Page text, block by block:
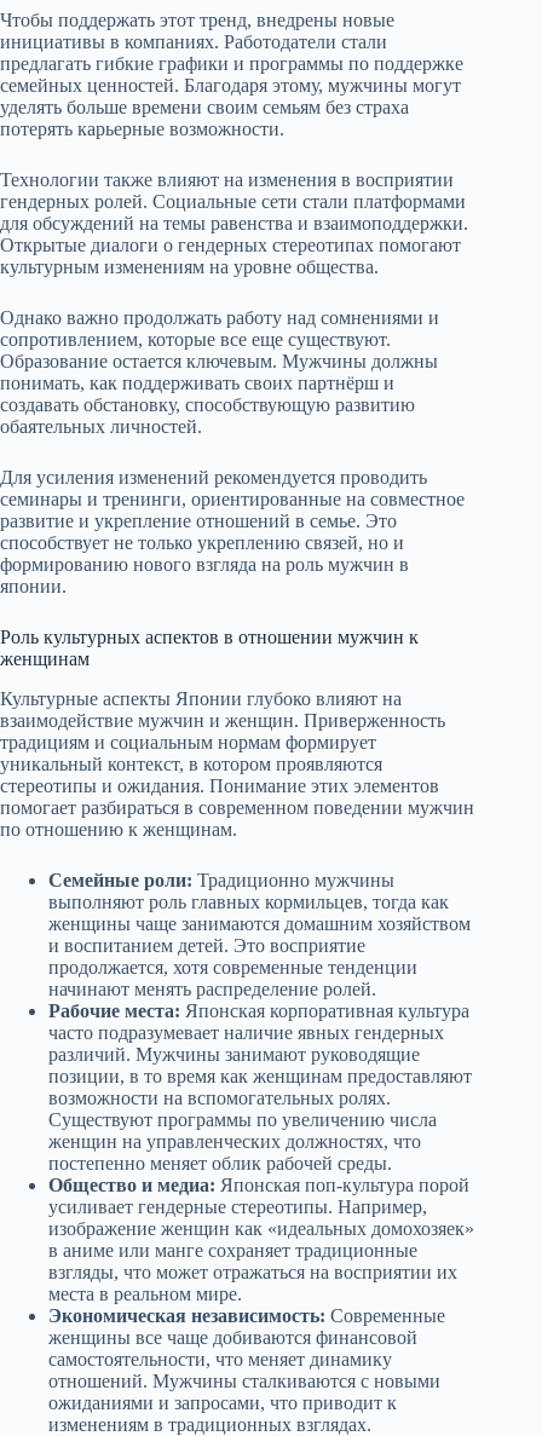
Чтобы поддержать этот тренд, внедрены новые
инициативы в компаниях. Работодатели стали
предлагать гибкие графики и программы по поддержке
семейных ценностей. Благодаря этому, мужчины могут
уделять больше времени своим семьям без страха
потерять карьерные возможности.
Технологии также влияют на изменения в восприятии
гендерных ролей. Социальные сети стали платформами
для обсуждений на темы равенства и взаимоподдержки.
Открытые диалоги о гендерных стереотипах помогают
культурным изменениям на уровне общества.
Однако важно продолжать работу над сомнениями и
сопротивлением, которые все еще существуют.
Образование остается ключевым. Мужчины должны
понимать, как поддерживать своих партнёрш и
создавать обстановку, способствующую развитию
обаятельных личностей.
Для усиления изменений рекомендуется проводить
семинары и тренинги, ориентированные на совместное
развитие и укрепление отношений в семье. Это
способствует не только укреплению связей, но и
формированию нового взгляда на роль мужчин в
японии.
Роль культурных аспектов в отношении мужчин к
женщинам
Культурные аспекты Японии глубоко влияют на
взаимодействие мужчин и женщин. Приверженность
традициям и социальным нормам формирует
уникальный контекст, в котором проявляются
стереотипы и ожидания. Понимание этих элементов
помогает разбираться в современном поведении мужчин
по отношению к женщинам.
Семейные роли: Традиционно мужчины
выполняют роль главных кормильцев, тогда как
женщины чаще занимаются домашним хозяйством
и воспитанием детей. Это восприятие
продолжается, хотя современные тенденции
начинают менять распределение ролей.
Рабочие места: Японская корпоративная культура
часто подразумевает наличие явных гендерных
различий. Мужчины занимают руководящие
позиции, в то время как женщинам предоставляют
возможности на вспомогательных ролях.
Существуют программы по увеличению числа
женщин на управленческих должностях, что
постепенно меняет облик рабочей среды.
Общество и медиа: Японская поп-культура порой
усиливает гендерные стереотипы. Например,
изображение женщин как «идеальных домохозяек»
в аниме или манге сохраняет традиционные
взгляды, что может отражаться на восприятии их
места в реальном мире.
Экономическая независимость: Современные
женщины все чаще добиваются финансовой
самостоятельности, что меняет динамику
отношений. Мужчины сталкиваются с новыми
ожиданиями и запросами, что приводит к
изменениям в традиционных взглядах.